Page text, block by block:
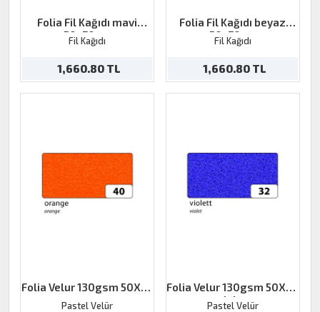
Folia Fil Kağıdı mavi
50x70cm
Fil Kağıdı
1,660.80 TL
Folia Fil Kağıdı beyaz
50x70cm
Fil Kağıdı
1,660.80 TL
Folia Velur 130gsm 50X70
orange
Pastel Velür
Folia Velur 130gsm 50X70
violet
Pastel Velür